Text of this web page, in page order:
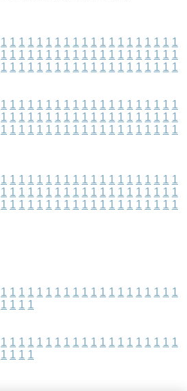
1 1 1 1 1 1 1 1 1 1 1 1 1 1 1 1 1 1 1 1
1 1 1 1 1 1 1 1 1 1 1 1 1 1 1 1 1 1 1 1
1 1 1 1 1 1 1 1 1 1 1 1 1 1 1 1 1 1 1 1
1 1 1 1 1 1 1 1 1 1 1 1 1 1 1 1 1 1 1 1
1 1 1 1 1 1 1 1 1 1 1 1 1 1 1 1 1 1 1 1
1 1 1 1 1 1 1 1 1 1 1 1 1 1 1 1 1 1 1 1
1 1 1 1 1 1 1 1 1 1 1 1 1 1 1 1 1 1 1 1
1 1 1 1 1 1 1 1 1 1 1 1 1 1 1 1 1 1 1 1
1 1 1 1 1 1 1 1 1 1 1 1 1 1 1 1 1 1 1 1
1 1 1 1 1 1 1 1 1 1 1 1 1 1 1 1 1 1 1 1
1 1 1 1
1 1 1 1 1 1 1 1 1 1 1 1 1 1 1 1 1 1 1 1
1 1 1 1